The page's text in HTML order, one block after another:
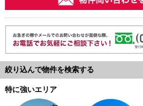
絞り込んで物件を検索する
特に強いエリア